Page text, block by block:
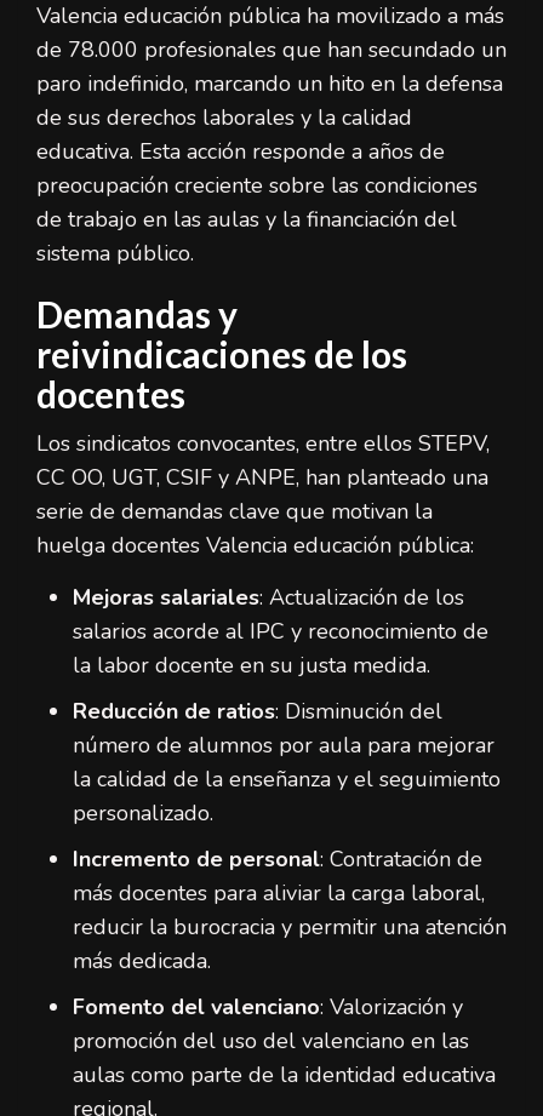
Valencia educación pública ha movilizado a más
de 78.000 profesionales que han secundado un
paro indefinido, marcando un hito en la defensa
de sus derechos laborales y la calidad
educativa. Esta acción responde a años de
preocupación creciente sobre las condiciones
de trabajo en las aulas y la financiación del
sistema público.
Demandas y
reivindicaciones de los
docentes
Los sindicatos convocantes, entre ellos STEPV,
CC OO, UGT, CSIF y ANPE, han planteado una
serie de demandas clave que motivan la
huelga docentes Valencia educación pública:
Mejoras salariales: Actualización de los
salarios acorde al IPC y reconocimiento de
la labor docente en su justa medida.
Reducción de ratios: Disminución del
número de alumnos por aula para mejorar
la calidad de la enseñanza y el seguimiento
personalizado.
Incremento de personal: Contratación de
más docentes para aliviar la carga laboral,
reducir la burocracia y permitir una atención
más dedicada.
Fomento del valenciano: Valorización y
promoción del uso del valenciano en las
aulas como parte de la identidad educativa
regional.